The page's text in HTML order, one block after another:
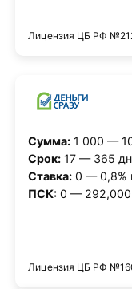
Лицензия ЦБ РФ
Сумма:1 000 —
Срок:17 — 365
Ставка:0 — 0,8%
ПСК:0 —
Лицензия ЦБ РФ